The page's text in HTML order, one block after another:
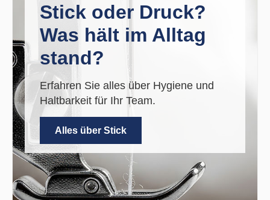
Stick oder Druck?
Was hält im Alltag
stand?
Erfahren Sie alles über Hygiene und
Haltbarkeit für Ihr Team.
Alles über Stick